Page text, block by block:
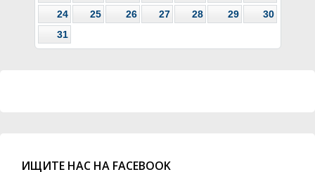
24
25 26 27 28 29
30
31
ИЩИТЕ НАС НА FACEBOOK